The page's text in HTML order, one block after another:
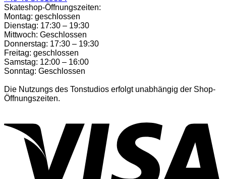
Skateshop-Öffnungszeiten:
Montag: geschlossen
Dienstag: 17:30 – 19:30
Mittwoch: Geschlossen
Donnerstag: 17:30 – 19:30
Freitag: geschlossen
Samstag: 12:00 – 16:00
Sonntag: Geschlossen
Die Nutzungs des Tonstudios erfolgt unabhängig der Shop-
Öffnungszeiten.